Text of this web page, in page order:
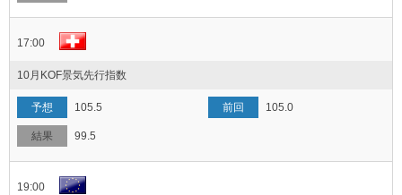
17:00
10月KOF景気先行指数
105.5 105.0
99.5
19:00